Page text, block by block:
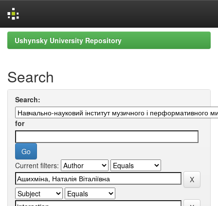
Skip
navigation
Ushynsky University Repository
Search
Search:
for
Current filters: